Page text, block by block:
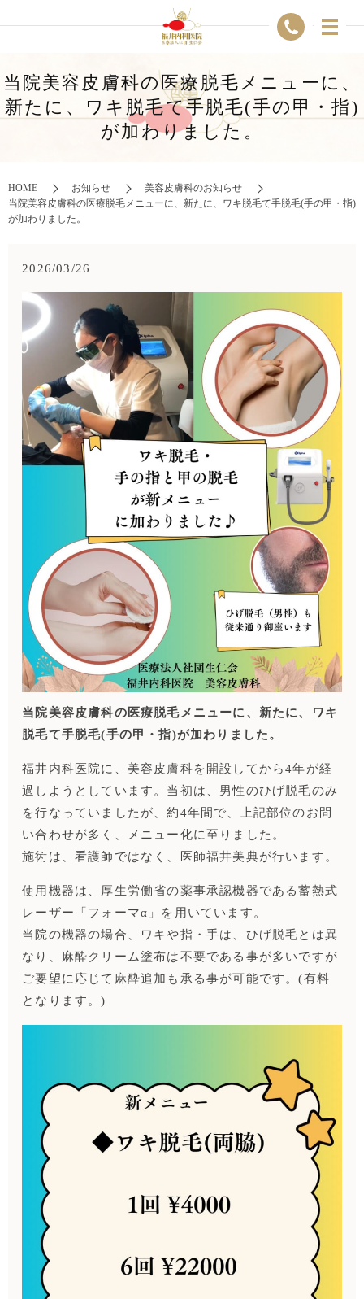
当院美容皮膚科の医療脱毛メニューに、
新たに、ワキ脱毛て手脱毛(手の甲・指)
が加わりました。
HOME お知らせ
美容皮膚科のお知らせ
当院美容皮膚科の医療脱毛メニューに、新たに、ワキ脱毛て手脱毛(手の甲・指)
が加わりました。
2026/03/26
当院美容皮膚科の医療脱毛メニューに、新たに、ワキ
脱毛て手脱毛(手の甲・指)が加わりました。
福井内科医院に、美容皮膚科を開設してから4年が経
過しようとしています。当初は、男性のひげ脱毛のみ
を行なっていましたが、約4年間で、上記部位のお問
い合わせが多く、メニュー化に至りました。
施術は、看護師ではなく、医師福井美典が行います。
使用機器は、厚生労働省の薬事承認機器である蓄熱式
レーザー「フォーマα」を用いています。
当院の機器の場合、ワキや指・手は、ひげ脱毛とは異
なり、麻酔クリーム塗布は不要である事が多いですが
ご要望に応じて麻酔追加も承る事が可能です。(有料
となります。)